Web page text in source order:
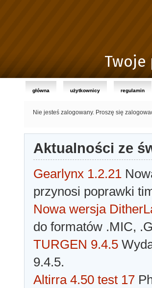
Twoje
główna użytkownicy regulamin
Nie jesteś zalogowany. Proszę się
Aktualności ze
Gearlynx 1.2.21
przynosi poprawki
Nowa wersja
do formatów .MIC,
TURGEN 9.4.5
9.4.5.
Altirra 4.50 test 17